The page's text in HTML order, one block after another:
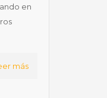
en
más